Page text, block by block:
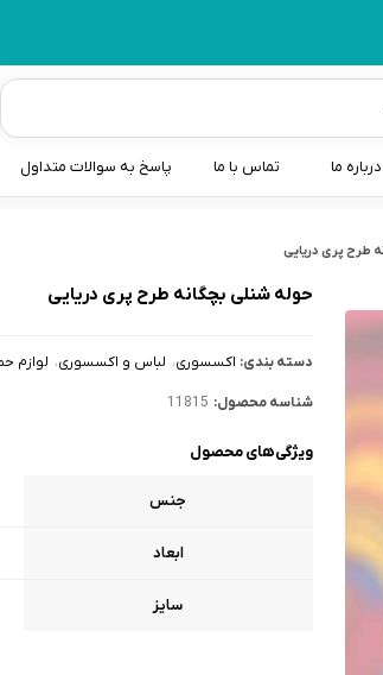
درباره ما تماس با ما پاسخ به سوالات متداول
طرح پری دریایی
حوله شنلی بچگانه طرح پری دریایی
دسته بندی: اکسسوری لباس و اکسسوری لوازم
شناسه محصول: 11815
ویژگی‌های محصول
جنس
ابعاد
سایز